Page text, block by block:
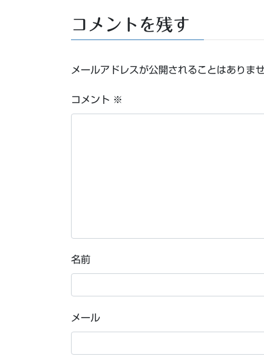
コメントを残す
メールアドレスが公開されることはありませ
コメント ※
名前
メール